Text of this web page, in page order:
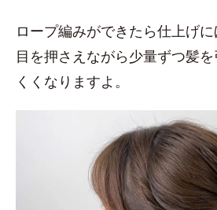
ロープ編みができたら仕上げ
目を押さえながら少量ずつ髪
くくなりますよ。